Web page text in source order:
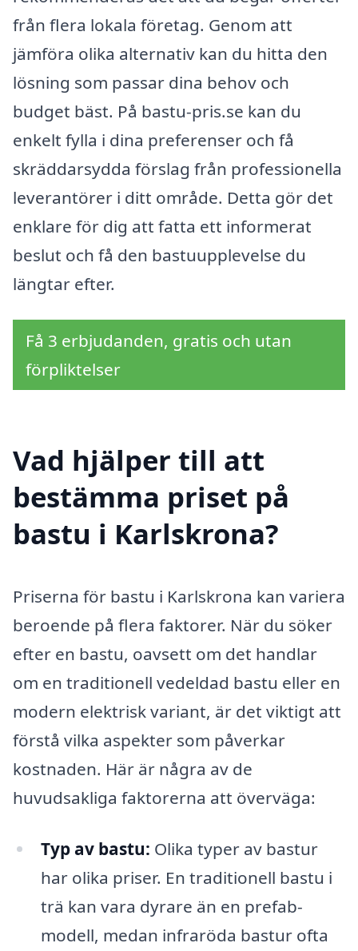
från flera lokala företag. Genom att
jämföra olika alternativ kan du hitta den
lösning som passar dina behov och
budget bäst. På bastu-pris.se kan du
enkelt fylla i dina preferenser och få
skräddarsydda förslag från professionella
leverantörer i ditt område. Detta gör det
enklare för dig att fatta ett informerat
beslut och få den bastuupplevelse du
längtar efter.
Få 3 erbjudanden, gratis och utan
förpliktelser
Vad hjälper till att
bestämma priset på
bastu i Karlskrona?
Priserna för bastu i Karlskrona kan variera
beroende på flera faktorer. När du söker
efter en bastu, oavsett om det handlar
om en traditionell vedeldad bastu eller en
modern elektrisk variant, är det viktigt att
förstå vilka aspekter som påverkar
kostnaden. Här är några av de
huvudsakliga faktorerna att överväga:
Typ av bastu: Olika typer av bastur
har olika priser. En traditionell bastu i
trä kan vara dyrare än en prefab-
modell, medan infraröda bastur ofta